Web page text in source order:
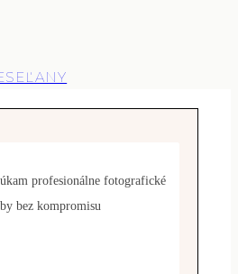
profesionálne fotografické
bez kompromisu